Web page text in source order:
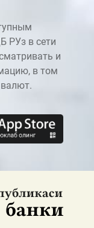
РУз в сети
и
в том
валют.